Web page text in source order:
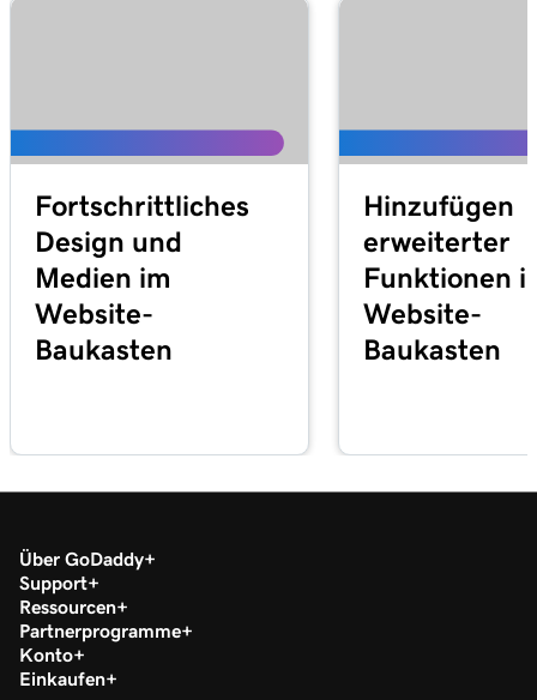
Fortschrittliches
Design und
Medien im
Website-
Baukasten
Hinzufügen
erweiterter
Funktionen
Website-
Baukasten
Über GoDaddy
Support
Ressourcen
Partnerprogramme
Konto
Einkaufen